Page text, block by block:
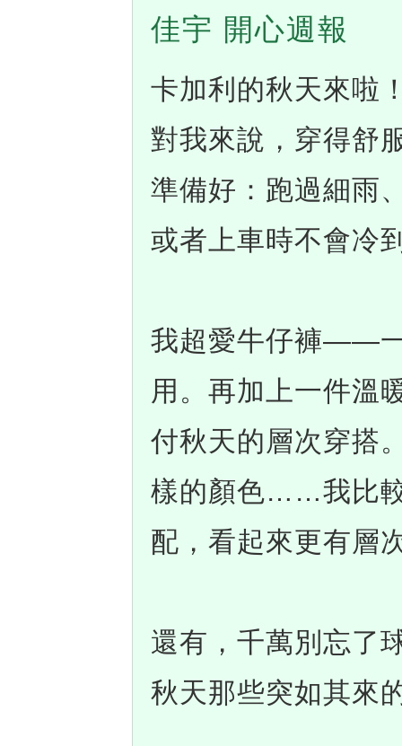
佳宇 開心週報
卡加利的秋天來啦
對我來說，穿得舒
準備好：跑過細雨
或者上車時不會冷
我超愛牛仔褲——
用。再加上一件溫
付秋天的層次穿搭
樣的顏色……我比
配，看起來更有層
還有，千萬別忘了
秋天那些突如其來